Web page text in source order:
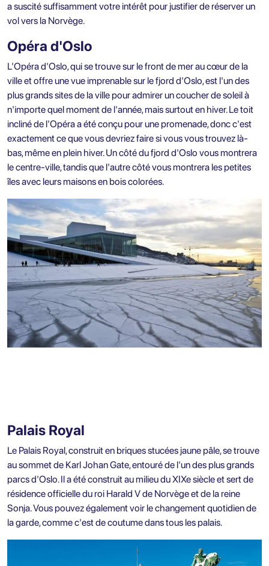
a suscité suffisamment votre intérêt pour justifier de réserver un
vol vers la Norvège.
Opéra d'Oslo
L'Opéra d'Oslo, qui se trouve sur le front de mer au cœur de la
ville et offre une vue imprenable sur le fjord d'Oslo, est l'un des
plus grands sites de la ville pour admirer un coucher de soleil à
n'importe quel moment de l'année, mais surtout en hiver. Le toit
incliné de l'Opéra a été conçu pour une promenade, donc c'est
exactement ce que vous devriez faire si vous vous trouvez là-
bas, même en plein hiver. Un côté du fjord d'Oslo vous montrera
le centre-ville, tandis que l'autre côté vous montrera les petites
îles avec leurs maisons en bois colorées.
Palais Royal
Le Palais Royal, construit en briques stucées jaune pâle, se trouve
au sommet de Karl Johan Gate, entouré de l'un des plus grands
parcs d'Oslo. Il a été construit au milieu du XIXe siècle et sert de
résidence officielle du roi Harald V de Norvège et de la reine
Sonja. Vous pouvez également voir le changement quotidien de
la garde, comme c'est de coutume dans tous les palais.